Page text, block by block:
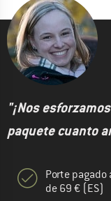
"¡Nos
paquete cuanto
Porte pagado
de 69 € (ES)